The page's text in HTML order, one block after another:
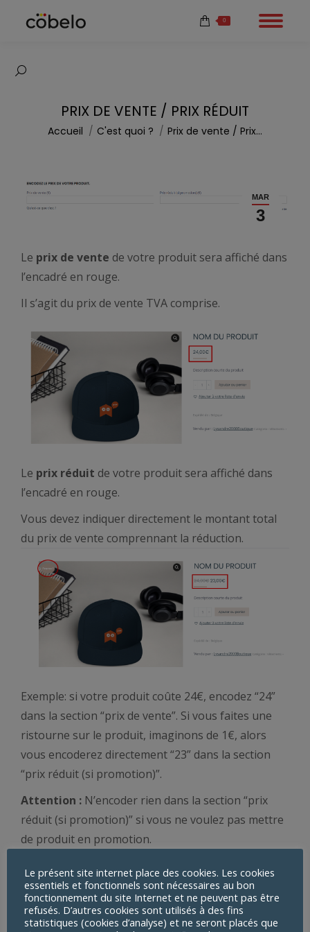
Recherche
0
PRIX DE VENTE / PRIX RÉDUIT
Vous êtes ici :
Accueil C'est quoi ? Prix de vente / Prix…
MAR
3
Le prix de vente de votre produit sera affiché dans
l’encadré en rouge.
Il s’agit du prix de vente TVA comprise.
Le prix réduit de votre produit sera affiché dans
l’encadré en rouge.
Vous devez indiquer directement le montant total
du prix de vente comprennant la réduction.
Exemple: si votre produit coûte 24€, encodez “24”
dans la section “prix de vente”. Si vous faites une
ristourne sur le produit, imaginons de 1€, alors
vous encoderez directement “23” dans la section
“prix réduit (si promotion)”.
Attention : N’encoder rien dans la section “prix
réduit (si promotion)” si vous ne voulez pas mettre
de produit en promotion.
NAVIGATION
PRÉCÉDENT
Le présent site internet place des cookies. Les cookies
essentiels et fonctionnels sont nécessaires au bon
fonctionnement du site Internet et ne peuvent pas être
refusés. D’autres cookies sont utilisés à des fins
statistiques (cookies d’analyse) et ne seront placés que